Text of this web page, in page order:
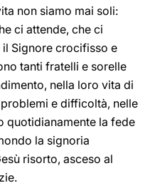
non siamo mai soli:
ci attende, che ci
Signore crocifisso e
tanti fratelli e sorelle
nella loro vita di
e difficoltà, nelle
quotidianamente la fede
la signoria
risorto, asceso al